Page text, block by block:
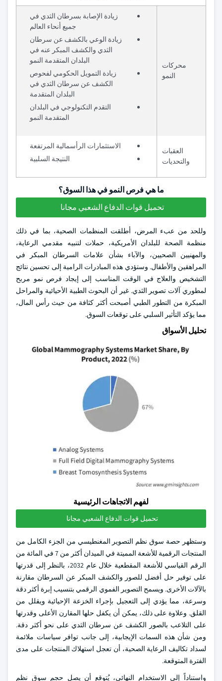
محركات
النمو
زيادة الإصابة بسرطان الثدي في
جميع أنحاء العالم
زيادة الوعي بالكشف عن سرطان
الثدي والكشف المبكر عنه في
البلدان المتقدمة النمو
زيادة التمويل الحكومي لفحوص
الكشف عن سرطان الثدي في
البلدان المتقدمة
التقدم التكنولوجي في البلدان
المتقدمة النمو
العقبات
والتحديات
الاستثمارات الرأسمالية المرتفعة
النتيجة السلبية
ما هي فرص النمو في هذا السوق؟
تحميل قوات الدفاع الشعبي مجانا
وللحد من عبء المرض، أطلقت المنظمات الصحية، بما في ذلك
منظمة الصحة للبلدان الأمريكية، حملات لتنبيه مقدمي الرعاية،
والمهنيين الصحيين، والآباء بشأن علامات السرطان المبكر في
المراهقين والأطفال. وستؤدي هذه المبادرات الرامية إلى تحسين نتائج
التشخيص والعلاج في الوقت المناسب إلى إيجاد فرص نمو مربح
لمطوري آلات تصوير الثدي. غير أن البحوث الطبية الأحيائية والمراحل
المبكرة من التطور الطبي أصبحت أكثر كثافة من حيث رأس المال،
مما يؤكد التأثير السلبي على توقعات السوق.
تحليل الأسواق
لفهم الاتجاهات الرئيسية
تحميل قوات الدفاع الشعبي مجانا
وستظهر حصة سوق نظم التصوير المغنطيسي من الجزء الكامل من
المنتجات الرقمية للأشعة المميتة في الميدان أكثر من 7 في المائة من
الرقم القياسي للأشعة المقطعية خلال عام 2032، بالنظر إلى قدرتها
على توفير حل أفضل للصور والكشف المبكر عن السرطان مقارنة
بالآلات الأخرى. ويسمح التصوير الفموي الرقمي بتنسيب إبرة أكثر دقة
وسرعة، مما يؤدي إلى التعجيل بإجراء الخزعة الإحيائية ويقلل من
القلق. وعلاوة على ذلك، يمكن أن يكفل حلها المقارن الأعلى وقدرتها
على التلاعب بالصور الكشف عن سرطان الثدي على نحو أكثر دقة.
ومن شأن هذه السمات الإيجابية، إلى جانب توافر سياسات ملائمة
لسداد تكاليف الرعاية الصحية، أن تعجل استهلاك المنتجات على مدى
الفترة المتوقعة.
واستناداً إلى الاستخدام النهائي، يُتوقع أن يصل حجم سوق نظم